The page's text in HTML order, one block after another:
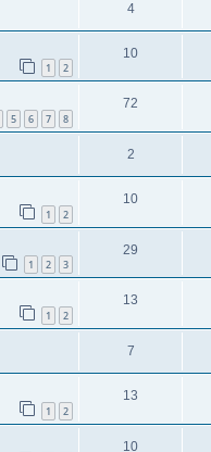
4
1 2
10
5 6 7 8
72
2
1 2
10
1 2 3
29
1 2
13
7
1 2
13
10